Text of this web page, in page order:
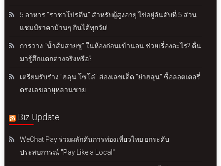
5 อาหาร "ราชาโปรตีน" สำหรับผู้สูงอายุ ไข่อยู่อันดับที่ 5 ส่วน
แชมป์ราคาบ้านๆ กินได้ทุกวัย!
การวาง "น้ำส้มสายชู" ในห้องก่อนเข้านอน ช่วยเรื่องอะไร? ตื่น
มารู้สึกแตกต่างจริงหรือ?
เตรียมรับร่าง "ฮลุน โซโล่" ส่องเลขเด็ด "ย่าฮลุน" ซื้อลอตเตอรี่
ตรงเลขอายุหลานชาย
Biz Update
WeChat Pay ร่วมผลักดันการท่องเที่ยวไทย ยกระดับ
ประสบการณ์ "Pay Like a Local"